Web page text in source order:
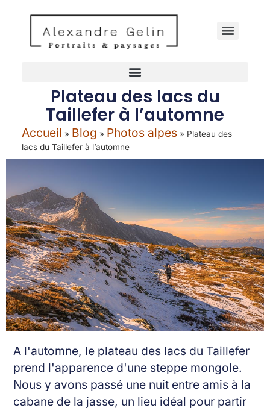
Plateau des lacs du
Taillefer à l’automne
Accueil » Blog » Photos alpes» Plateau des
lacs du Taillefer à l’automne
A l'automne, le plateau des lacs du Taillefer
prend l'apparence d'une steppe mongole.
Nous y avons passé une nuit entre amis à la
cabane de la jasse, un lieu idéal pour partir